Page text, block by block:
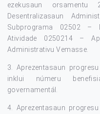
ezekusaun
Desentralizasaun
Subprograma 02502 –
Atividade 0250214 –
Administrativu Vemasse.
3. Aprezentasaun
inklui númeru
governamentál.
4. Aprezentasaun